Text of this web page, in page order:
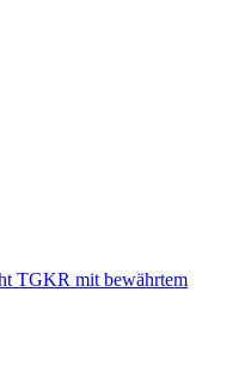
TGKR mit bewährtem